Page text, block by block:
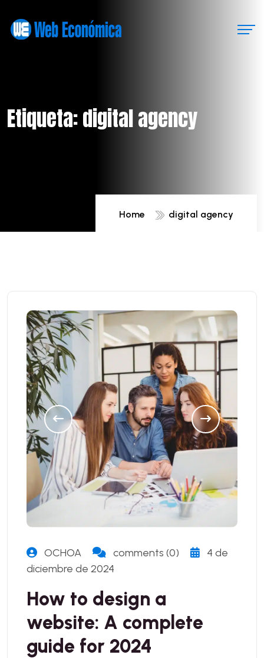
Etiqueta:digital agency
Home digital agency
OCHOA comments (0)
4 de
diciembre de 2024
How to design a
website: A complete
guide for 2024